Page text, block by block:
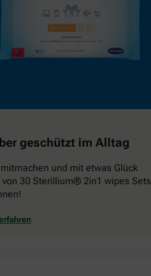
geschützt im Alltag
und mit etwas Glück
von 30 Sterillium® 2in1 wipes Sets